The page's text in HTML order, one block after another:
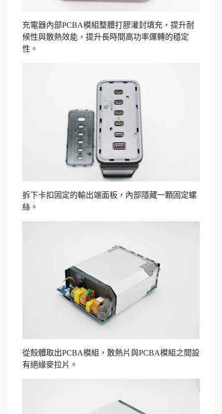
充電器內部PCBA模組整體打膠灌封填充，提升耐
候性與散熱效能，提升長時間高功率運轉的穩定
性。
拆下卡扣固定的輸出端面板，內部隱藏一顆固定螺
絲。
從殼體取出PCBA模組，散熱片與PCBA模組之間設
有絕緣麥拉片。